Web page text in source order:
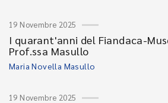
19 Novembre 2025
I quarant'anni del Fiandaca-
Prof.ssa Masullo
Maria Novella Masullo
19 Novembre 2025